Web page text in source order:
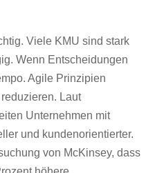
Viele KMU sind stark
Wenn Entscheidungen
Agile Prinzipien
Laut
Unternehmen mit
und kundenorientierter.
von McKinsey, dass